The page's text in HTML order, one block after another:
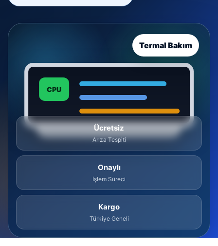
CPU
Termal Bakım
Ücretsiz
Arıza Tespiti
Onaylı
İşlem Süreci
Kargo
Türkiye Geneli